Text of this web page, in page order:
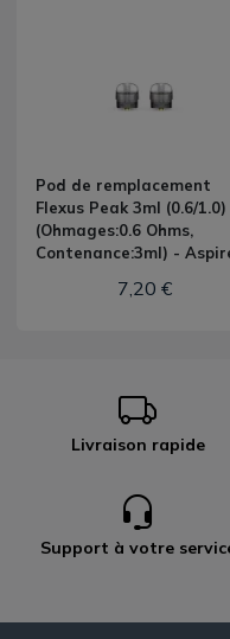
Pod de remplacement
Flexus Peak 3ml (0.6/1.0)
(Ohmages:0.6 Ohms,
Contenance:3ml) -
7,20 €
Livraison rapide
Support à votre